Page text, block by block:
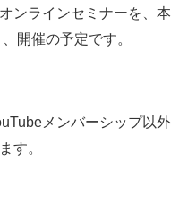
ンラインセミナーを、本
開催の予定です。
メンバーシップ以外
す。